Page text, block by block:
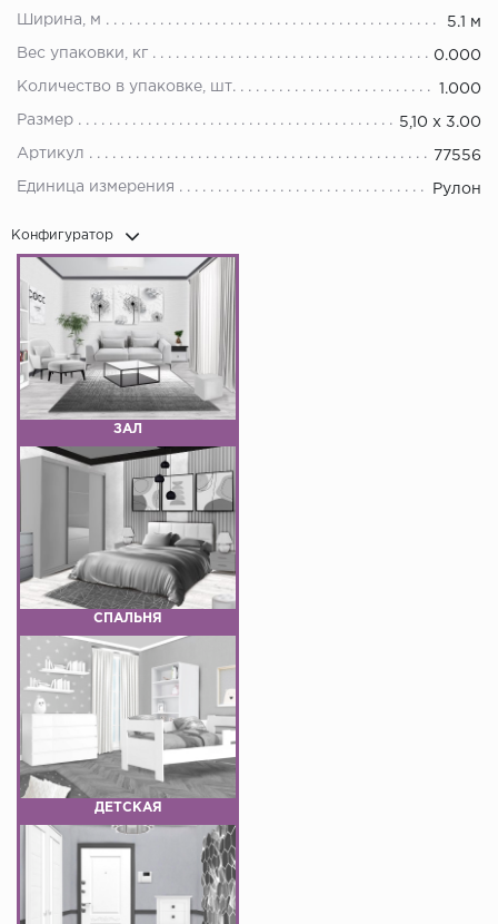
Ширина, м 5.1 м
Вес упаковки, кг 0.000
Количество в упаковке, шт. 1.000
Размер 5,10 x 3.00
Артикул 77556
Единица измерения Рулон
Конфигуратор
ЗАЛ
СПАЛЬНЯ
ДЕТСКАЯ